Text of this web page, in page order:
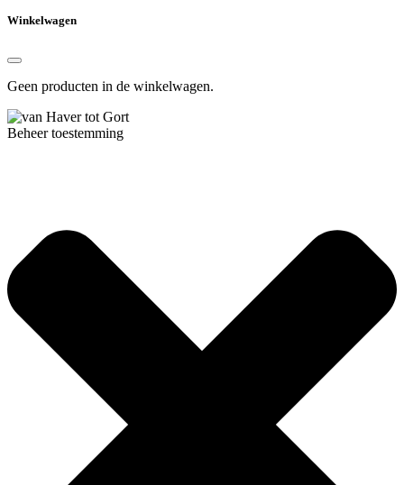
Winkelwagen
Geen producten in de winkelwagen.
Beheer toestemming